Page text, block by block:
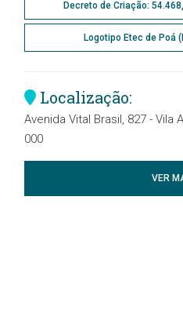
Decreto de Criação:
Logotipo Etec de Poá
Localização:
Avenida Vital Brasil, 827 - Vila
000
VER